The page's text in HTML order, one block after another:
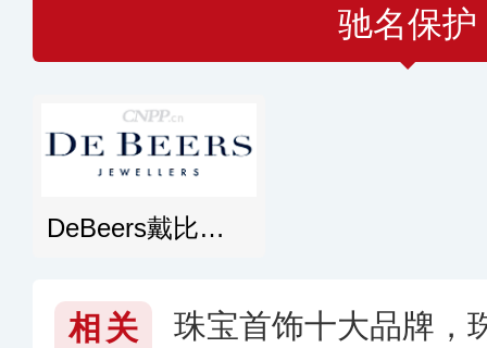
驰名保护
DeBeers戴比尔斯
相关
珠宝首饰十大品牌，